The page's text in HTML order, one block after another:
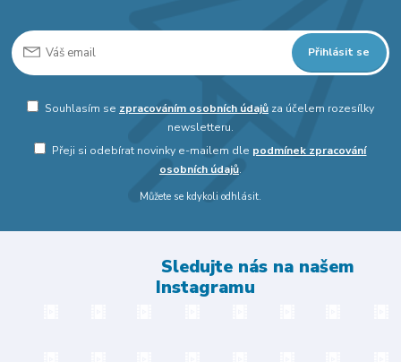
Přihlásit se
Souhlasím se zpracováním osobních údajůza účelem rozesílky
newsletteru.
Přeji si odebírat novinky e-mailem dle podmínek zpracování
osobních údajů.
Můžete se kdykoli odhlásit.
Sledujte nás na našem
Instagramu